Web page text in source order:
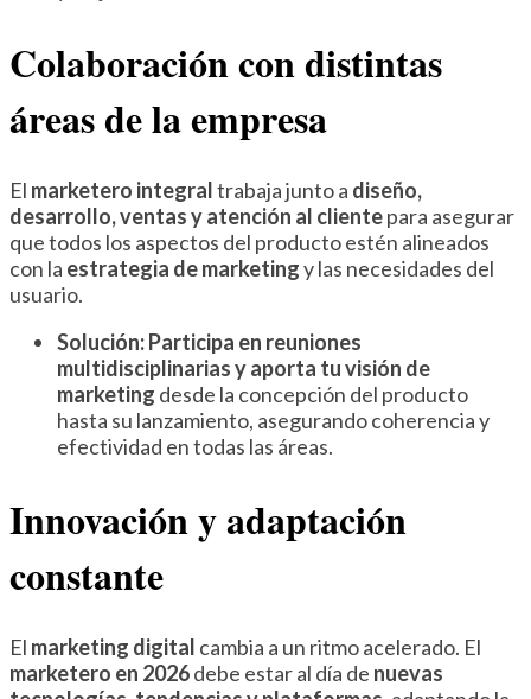
Colaboración con distintas
áreas de la empresa
El marketero integraltrabaja junto a diseño,
desarrollo, ventas y atención al clientepara asegurar
que todos los aspectos del producto estén alineados
con la estrategia de marketingy las necesidades del
usuario.
Solución:Participa en reuniones
multidisciplinarias y aporta tu visión de
marketing desde la concepción del producto
hasta su lanzamiento, asegurando coherencia y
efectividad en todas las áreas.
Innovación y adaptación
constante
El marketing digital cambia a un ritmo acelerado. El
marketero en 2026debe estar al día de nuevas